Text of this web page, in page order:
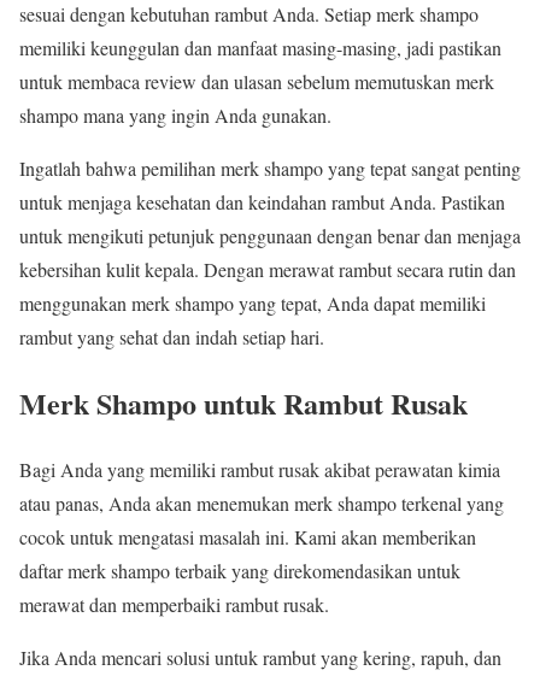
sesuai dengan kebutuhan rambut Anda. Setiap merk shampo
memiliki keunggulan dan manfaat masing-masing, jadi pastikan
untuk membaca review dan ulasan sebelum memutuskan merk
shampo mana yang ingin Anda gunakan.
Ingatlah bahwa pemilihan merk shampo yang tepat sangat penting
untuk menjaga kesehatan dan keindahan rambut Anda. Pastikan
untuk mengikuti petunjuk penggunaan dengan benar dan menjaga
kebersihan kulit kepala. Dengan merawat rambut secara rutin dan
menggunakan merk shampo yang tepat, Anda dapat memiliki
rambut yang sehat dan indah setiap hari.
Merk Shampo untuk Rambut Rusak
Bagi Anda yang memiliki rambut rusak akibat perawatan kimia
atau panas, Anda akan menemukan merk shampo terkenal yang
cocok untuk mengatasi masalah ini. Kami akan memberikan
daftar merk shampo terbaik yang direkomendasikan untuk
merawat dan memperbaiki rambut rusak.
Jika Anda mencari solusi untuk rambut yang kering, rapuh, dan